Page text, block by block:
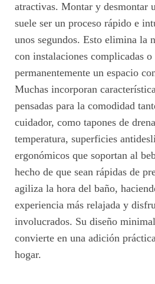
atractivas. Montar y desmontar
suele ser un proceso rápido e
unos segundos. Esto elimina la
con instalaciones complicadas o
permanentemente un espacio
Muchas incorporan
pensadas para la comodidad
cuidador, como tapones de
temperatura, superficies
ergonómicos que soportan al
hecho de que sean rápidas de
agiliza la hora del baño,
experiencia más relajada y
involucrados. Su diseño
convierte en una adición
hogar.